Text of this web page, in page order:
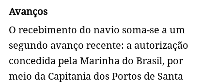
Avanços
O recebimento do navio soma-se a um
segundo avanço recente: a autorização
concedida pela Marinha do Brasil, por
meio da Capitania dos Portos de Santa